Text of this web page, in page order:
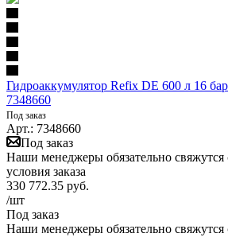
Гидроаккумулятор Refix DE 600 л 16
7348660
Под заказ
Арт.: 7348660
Под заказ
Наши менеджеры обязательно свяжутся
условия заказа
330 772.35 руб.
/шт
Под заказ
Наши менеджеры обязательно свяжутся